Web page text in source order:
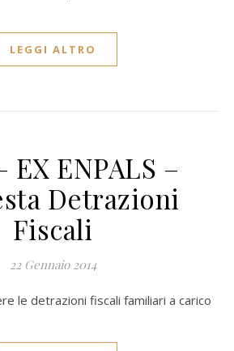
LEGGI ALTRO
EX ENPALS –
Detrazioni
Fiscali
22 Gennaio 2014
le detrazioni fiscali familiari a carico